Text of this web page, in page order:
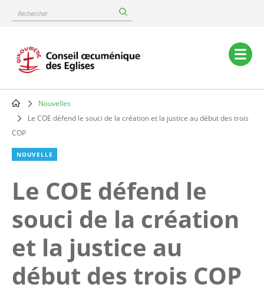
content
Rechercher
Main
navigation
Breadcrumb
Nouvelles
Le COE défend le souci de la création et la justice au début des trois
COP
NOUVELLE
Le COE défend le
souci de la création
et la justice au
début des trois COP